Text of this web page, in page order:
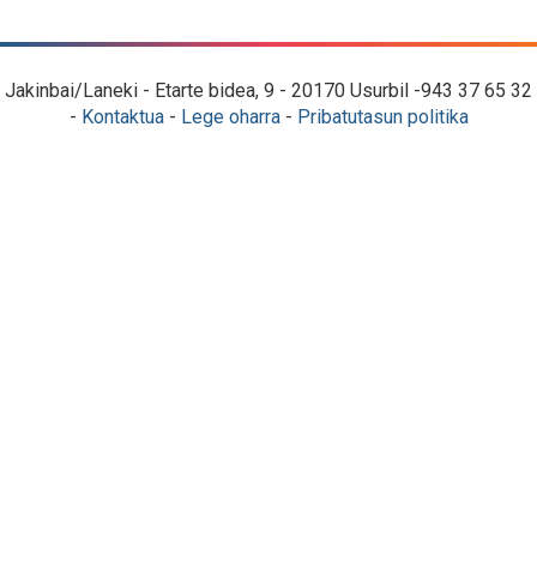
Jakinbai/Laneki - Etarte bidea, 9 - 20170 Usurbil -943 37 65 32
- Kontaktua- Lege oharra- Pribatutasun politika